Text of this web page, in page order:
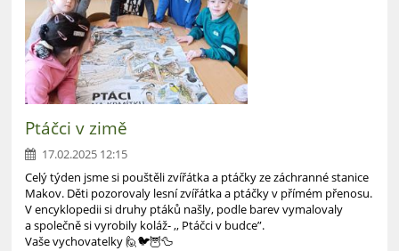
Ptáčci v zimě
17.02.2025 12:15
Celý týden jsme si pouštěli zvířátka a ptáčky ze záchranné stanice
Makov. Děti pozorovaly lesní zvířátka a ptáčky v přímém přenosu.
V encyklopedii si druhy ptáků našly, podle barev vymalovaly
a společně si vyrobily koláž- ,, Ptáčci v budce”.
Vaše vychovatelky 🙋🐦🦉🦆